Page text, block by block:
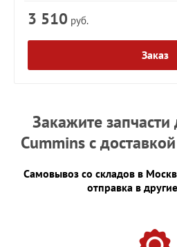
3 510 руб.
Заказ
Закажите запчасти
Cummins с
Самовывоз со складов в
отправка в